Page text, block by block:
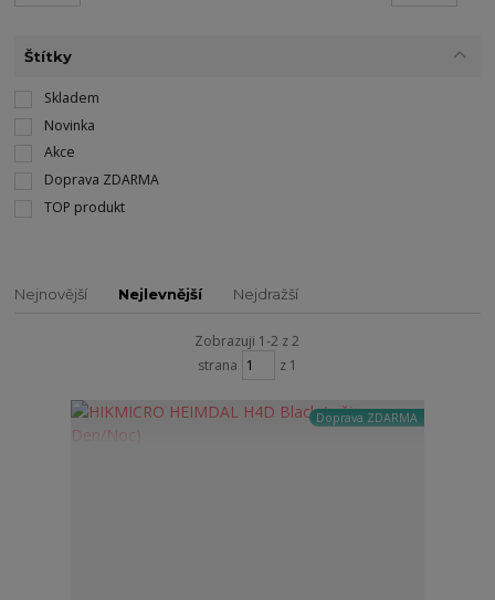
Štítky
Skladem
Novinka
Akce
Doprava ZDARMA
TOP produkt
Nejnovější Nejlevnější Nejdražší
Zobrazuji 1-2 z 2
strana
z 1
Doprava ZDARMA